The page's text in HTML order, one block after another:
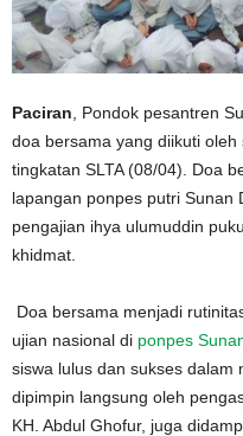
Paciran , Pondok pesantren
doa bersama yang diikuti
tingkatan SLTA (08/04). Doa
lapangan ponpes putri Sunan
pengajian ihya ulumuddin
khidmat.
Doa bersama menjadi
ujian nasional di ponpes
siswa lulus dan sukses dalam
dipimpin langsung oleh
KH. Abdul Ghofur, juga